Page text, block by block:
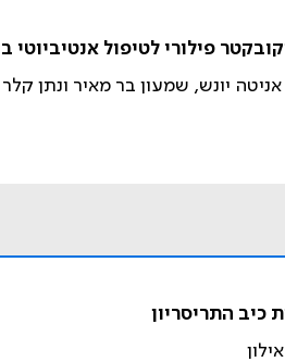
פילורי לטיפול אנטיביוטי
יונש, שמעון בר מאיר ונתן קלר
כיב התריסריון